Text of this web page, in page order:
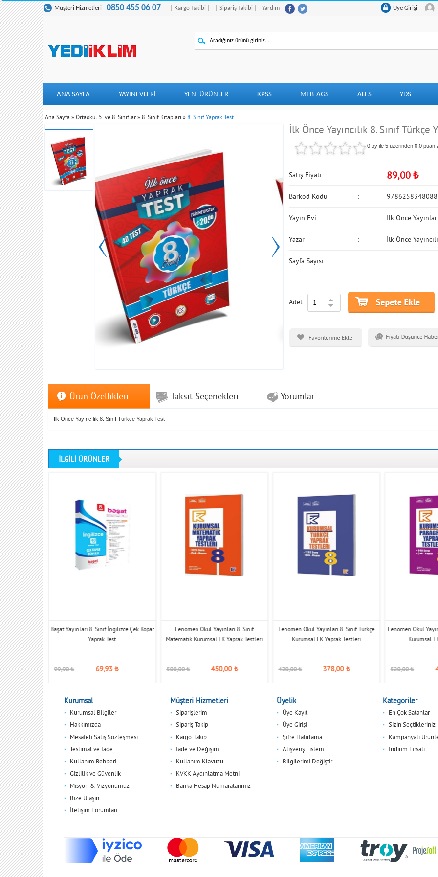
Müşteri Hizmetleri 0850 455 06 07 | Kargo Takibi | | Sipariş Takibi | Yardım Üye Girişi
ANA SAYFA YAYINEVLERİ YENI ÜRÜNLER KPSS MEB-AGS ALES YDS
Ana Sayfa » Ortaokul 5. ve 8. Sınıflar » 8. Sınıf Kitapları » 8. Sınıf Yaprak Test
İlk Önce Yayıncılık 8. Sınıf Türkçe
0 oy ile 5 üzerinden 0.0puan
Satış Fiyatı 89,00 ₺
Barkod Kodu 9786258348088
Yayın Evi İlk Önce
Yazar İlk Önce
Sayfa Sayısı
Adet
Ürün Özellikleri Taksit Seçenekleri Yorumlar
İlk Önce Yayıncılık 8. Sınıf Türkçe Yaprak Test
İLGİLİ ÜRÜNLER
8. Sınıf
Testleri
₺
Başat Yayınları 8. Sınıf İngilizce Çek Kopar
Yaprak Test
99,90₺ 69,93₺
Fenomen Okul Yayınları 8. Sınıf
Matematik Kurumsal FK Yaprak Testleri
500,00₺ 450,00₺
Fenomen Okul Yayınları 8. Sınıf Türkçe
Kurumsal FK Yaprak Testleri
420,00₺ 378,00₺
Fenomen Okul
Kurumsal
520,00₺
Kurumsal
Kurumsal Bilgiler
Hakkımızda
Mesafeli Satış Sözleşmesi
Teslimat ve İade
Kullanım Rehberi
Gizlilik ve Güvenlik
Misyon & Vizyonumuz
Bize Ulaşın
İletişim Forumları
Müşteri Hizmetleri
Siparişlerim
Sipariş Takip
Kargo Takip
İade ve Değişim
Kullanım Klavuzu
KVKK Aydınlatma Metni
Banka Hesap Numaralarımız
Üyelik
Üye Kayıt
Üye Girişi
Şifre Hatırlama
Alışveriş Listem
Bilgilerimi Değiştir
Kategoriler
En Çok Satanlar
Sizin Seçtikleriniz
Kampanyalı
İndirim Fırsatı